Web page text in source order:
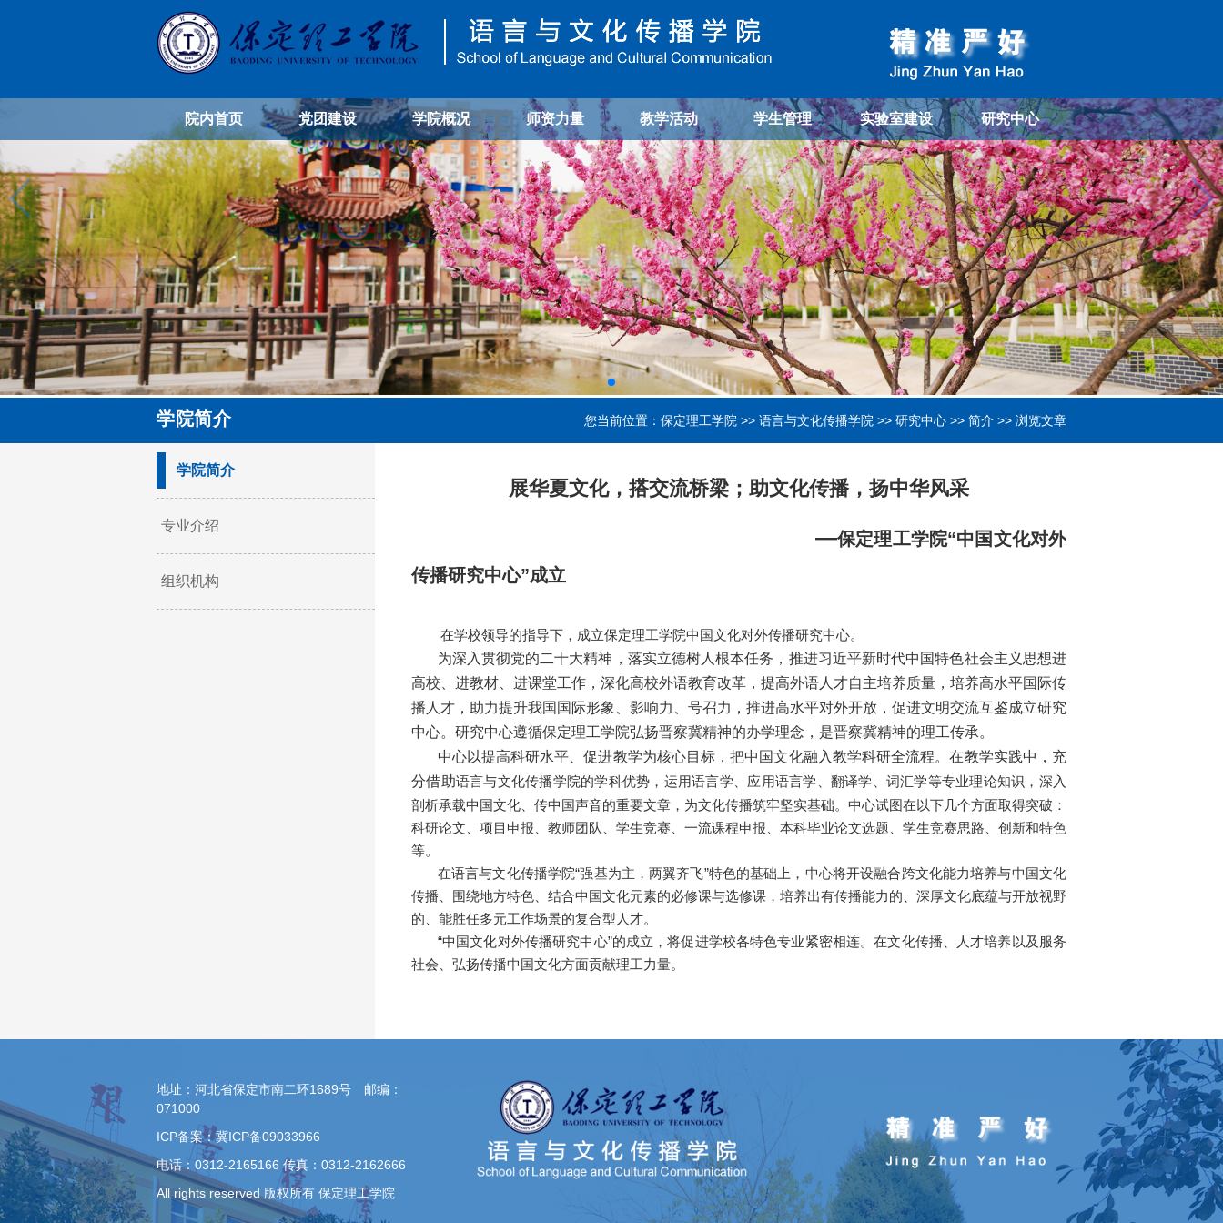
院内首页 党团建设 学院概况 师资力量 教学活动 学生管理 实验室建设 研究中心
您当前位置： 保定理工学院 >> 语言与文化传播学院 >> 研究中心 >> 简介 >> 浏览文章
学院简介
学院简介
专业介绍
组织机构
展华夏文化，搭交流桥梁；助文化传播，扬中华风采
—保定理工学院“中国文化对外
传播研究中心”成立
在学校领导的指导下，成立保定理工学院中国文化对外传播研究中心。
为深入贯彻党的二十大精神，落实立德树人根本任务，推进习近平新时代中国特色社会主义思想进
高校、进教材、进课堂工作，深化高校外语教育改革，提高外语人才自主培养质量，培养高水平国际传
播人才，助力提升我国国际形象、影响力、号召力，推进高水平对外开放，促进文明交流互鉴成立研究
中心。研究中心遵循保定理工学院弘扬晋察冀精神的办学理念，是晋察冀精神的理工传承。
中心以提高科研水平、促进教学为核心目标，把中国文化融入教学科研全流程。在教学实践中，充
分借助语言与文化传播学院的学科优势，运用语言学、应用语言学、翻译学、词汇学等专业理论知识，深入
剖析承载中国文化、传中国声音的重要文章，为文化传播筑牢坚实基础。中心试图在以下几个方面取得突破：
科研论文、项目申报、教师团队、学生竞赛、一流课程申报、本科毕业论文选题、学生竞赛思路、创新和特色
等。
在语言与文化传播学院“强基为主，两翼齐飞”特色的基础上，中心将开设融合跨文化能力培养与中国文化
传播、围绕地方特色、结合中国文化元素的必修课与选修课，培养出有传播能力的、深厚文化底蕴与开放视野
的、能胜任多元工作场景的复合型人才。
“中国文化对外传播研究中心”的成立，将促进学校各特色专业紧密相连。在文化传播、人才培养以及服务
社会、弘扬传播中国文化方面贡献理工力量。
地址：河北省保定市南二环1689号 邮编：
071000
ICP备案：冀ICP备09033966
电话：0312-2165166 传真：0312-2162666
All rights reserved 版权所有 保定理工学院